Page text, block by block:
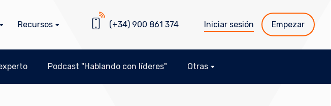
Recursos (+34) 900 861 374 Iniciar sesión Empezar
Podcast "Hablando con líderes" Otras